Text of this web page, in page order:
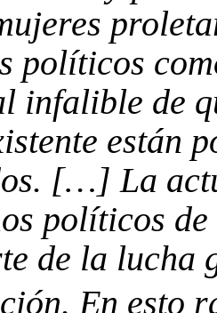
políticos
infalible de
están
[…] La
políticos
de la lucha
En esto